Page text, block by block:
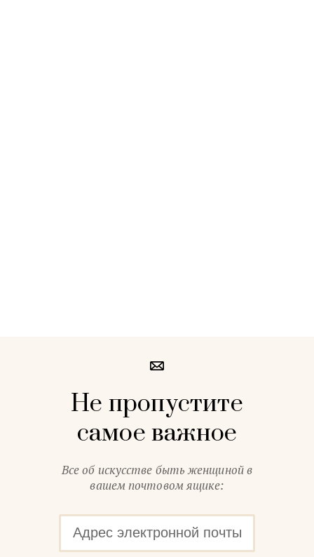
Не пропустите
самое важное
Все об искусстве быть женщиной в
вашем почтовом ящике: